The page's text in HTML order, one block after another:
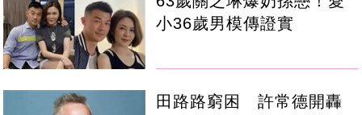
小36歲男模傳證實
田路路窮困 許常德開轟